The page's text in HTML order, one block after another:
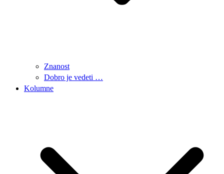
Znanost
Dobro je vedeti …
Kolumne